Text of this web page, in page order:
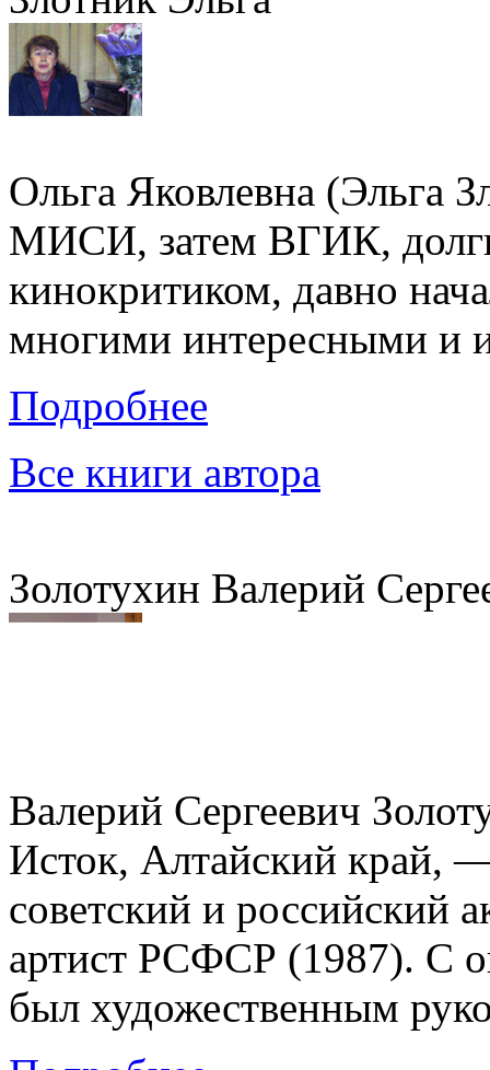
Ольга Яковлевна (Эльга
МИСИ, затем ВГИК,
кинокритиком, давно
многими интересными и
Подробнее
Все книги автора
Золотухин Валерий
Валерий Сергеевич
Исток, Алтайский край,
советский и российский
артист РСФСР (1987). С
был художественным